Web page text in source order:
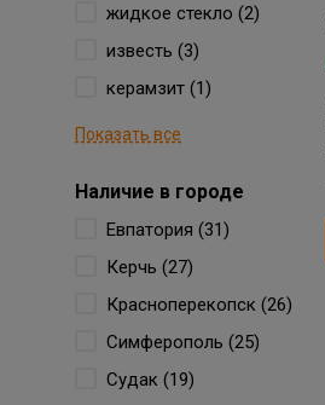
жидкое стекло (2)
известь (3)
керамзит (1)
Показать все
Наличие в городе
Евпатория (31)
Керчь (27)
Красноперекопск (26)
Симферополь (25)
Судак (19)